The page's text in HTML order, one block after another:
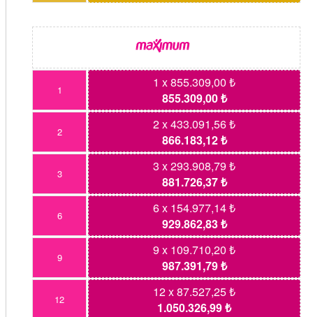
1
1 x 855.309,00 ₺
855.309,00 ₺
2
2 x 433.091,56 ₺
866.183,12 ₺
3
3 x 293.908,79 ₺
881.726,37 ₺
6
6 x 154.977,14 ₺
929.862,83 ₺
9
9 x 109.710,20 ₺
987.391,79 ₺
12
12 x 87.527,25 ₺
1.050.326,99 ₺